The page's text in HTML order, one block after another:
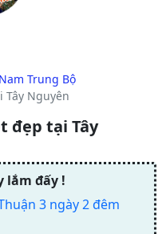
Trung Bộ
Tây Nguyên
đẹp tại Tây
lắm đấy !
3 ngày 2 đêm